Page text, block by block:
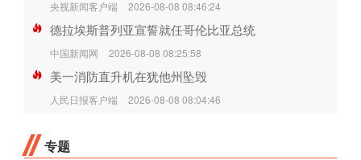
央视新闻客户端 2026-08-08 08:46:24
德拉埃斯普列亚宣誓就任哥伦比亚总统
中国新闻网 2026-08-08 08:25:58
美一消防直升机在犹他州坠毁
人民日报客户端 2026-08-08 08:04:46
专题